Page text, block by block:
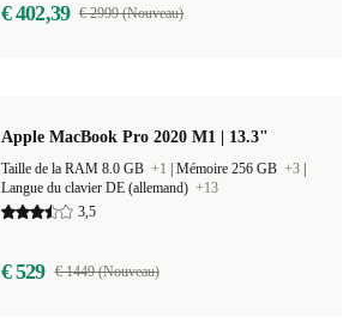
€ 402,39 € 2999 (Nouveau)
Apple MacBook Pro 2020 M1 | 13.3"
Taille de la RAM 8.0 GB +1 Mémoire 256 GB +3
Langue du clavier DE (allemand) +13
3,5
€ 529 € 1449 (Nouveau)